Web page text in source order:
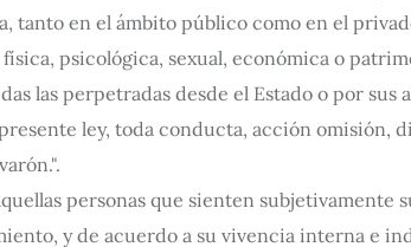
en el ámbito público como en el
psicológica, sexual, económica o
las perpetradas desde el Estado o por sus
ley, toda conducta, acción
personas que sienten
y de acuerdo a su vivencia interna e